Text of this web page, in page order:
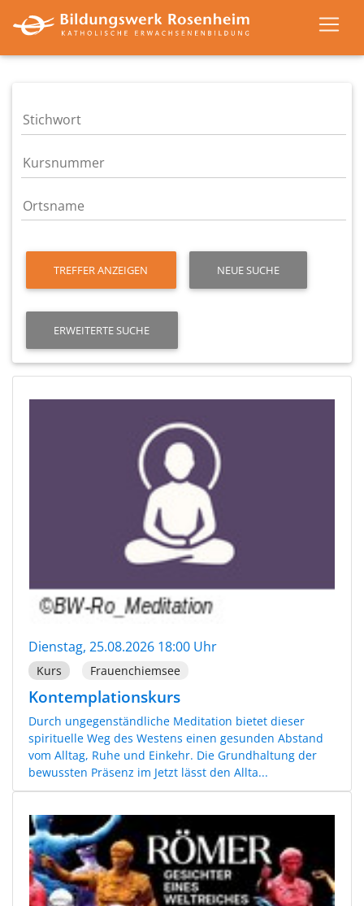
TREFFER ANZEIGEN NEUE SUCHE
ERWEITERTE SUCHE
Dienstag, 25.08.2026 18:00 Uhr
Kurs Frauenchiemsee
Kontemplationskurs
Durch ungegenständliche Meditation bietet dieser
spirituelle Weg des Westens einen gesunden Abstand
vom Alltag, Ruhe und Einkehr. Die Grundhaltung der
bewussten Präsenz im Jetzt lässt den Allta...